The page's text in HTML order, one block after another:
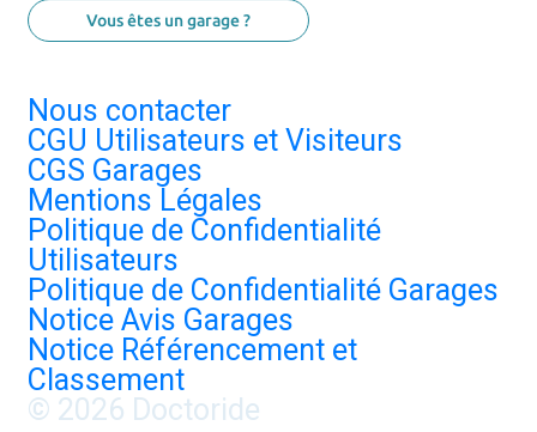
Vous êtes un garage ?
Nous contacter
CGU Utilisateurs et Visiteurs
CGS Garages
Mentions Légales
Politique de Confidentialité
Utilisateurs
Politique de Confidentialité Garages
Notice Avis Garages
Notice Référencement et
Classement
© 2026 Doctoride